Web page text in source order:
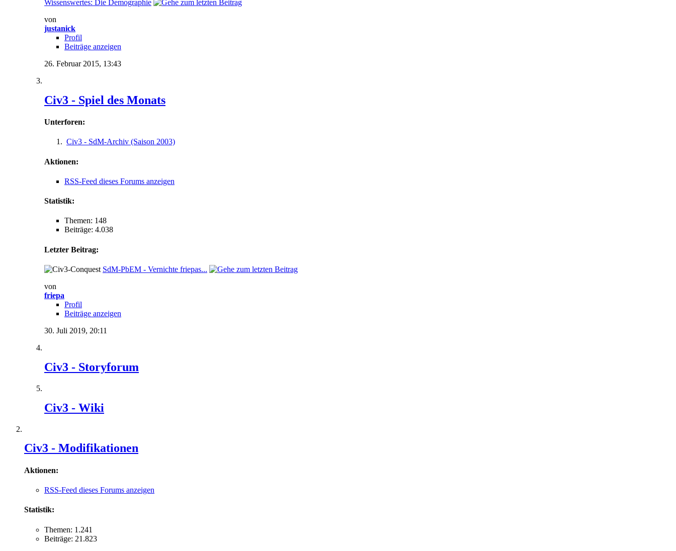
Wissenswertes: Die Demographie
von
justanick
Profil
Beiträge anzeigen
26. Februar 2015, 13:43
Civ3 - Spiel des Monats
Unterforen:
Civ3 - SdM-Archiv (Saison 2003)
Aktionen:
RSS-Feed dieses Forums anzeigen
Statistik:
Themen: 148
Beiträge: 4.038
Letzter Beitrag:
SdM-PbEM - Vernichte friepas...
von
friepa
Profil
Beiträge anzeigen
30. Juli 2019, 20:11
Civ3 - Storyforum
Civ3 - Wiki
Civ3 - Modifikationen
Aktionen:
RSS-Feed dieses Forums anzeigen
Statistik:
Themen: 1.241
Beiträge: 21.823